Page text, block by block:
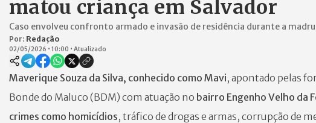
matou criança em Salvador
Caso envolveu confronto armado e invasão de residência durante a
Por: Redação
02/05/2026 • 10:00 • Atualizado
Maverique Souza da Silva, conhecido como Mavi, apontado pelas
Bonde do Maluco (BDM) com atuação no bairro Engenho Velho da
crimes como homicídios, tráfico de drogas e armas, corrupção de